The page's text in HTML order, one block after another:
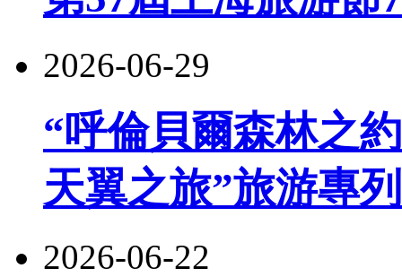
2026-06-29
“呼倫貝爾森林之
天翼之旅”旅游專
2026-06-22